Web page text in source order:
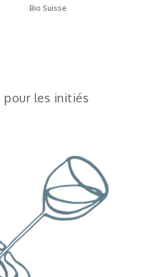
Bio Suisse
pour les initiés